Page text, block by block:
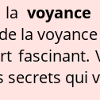
la
la
fascinant.
secrets qui